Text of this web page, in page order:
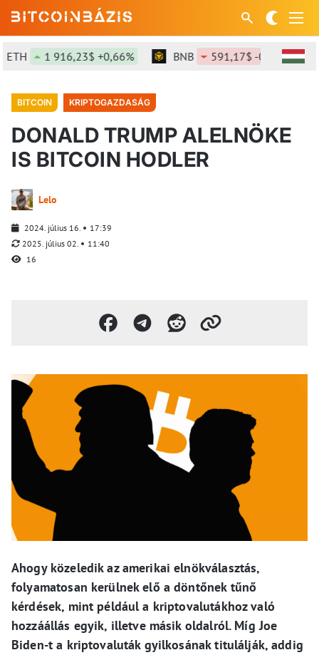
1 916,23$ +0,66% BNB 591,17$ -0,37%
BITCOIN KRIPTOGAZDASÁG
DONALD TRUMP ALELNÖKE
IS BITCOIN HODLER
Lelo
2024. július 16.
17:39
2025. július 02.
11:40
16
Ahogy közeledik az amerikai elnökválasztás,
folyamatosan kerülnek elő a döntőnek tűnő
kérdések, mint például a kriptovalutákhoz való
hozzáállás egyik, illetve másik oldalról. Míg Joe
Biden-t a kriptovaluták gyilkosának titulálják, addig